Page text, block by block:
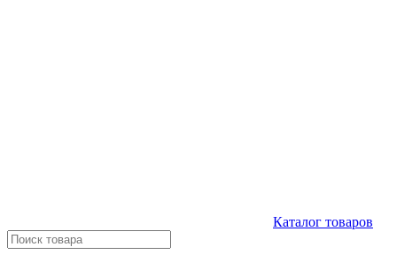
Каталог товаров